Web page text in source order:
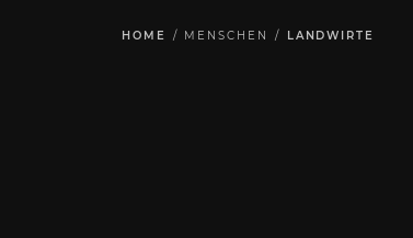
HOME / MENSCHEN / LANDWIRTE